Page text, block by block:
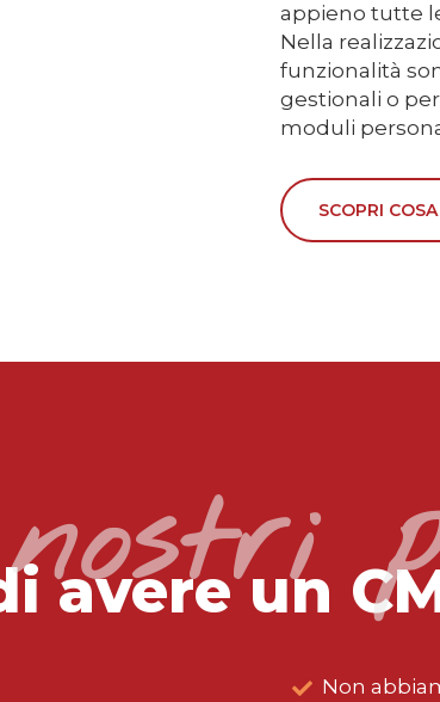
appieno tutte
Nella
funzionalità
gestionali o
moduli
SCOPRI
avere un
Non